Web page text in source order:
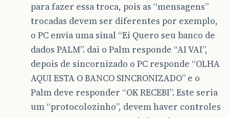
para fazer essa troca, pois as “mensagens”
trocadas devem ser diferentes por exemplo,
o PC envia uma sinal “Ei Quero seu banco de
dados PALM”. dai o Palm responde “AI VAI”,
depois de sincornizado o PC responde “OLHA
AQUI ESTA O BANCO SINCRONIZADO” e o
Palm deve responder “OK RECEBI”. Este seria
um “protocolozinho”, devem haver controles